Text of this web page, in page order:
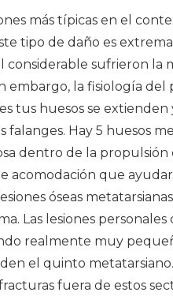
más típicas en el
tipo de daño es
sufrieron la
embargo, la fisiología
tus huesos se
Hay 5 huesos
dentro de la
acomodación que
óseas
Las lesiones
realmente muy
el quinto
fuera de estos